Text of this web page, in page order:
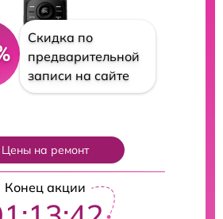
Скидка по
предварительной
записи на сайте
Цены на ремонт
Конец акции